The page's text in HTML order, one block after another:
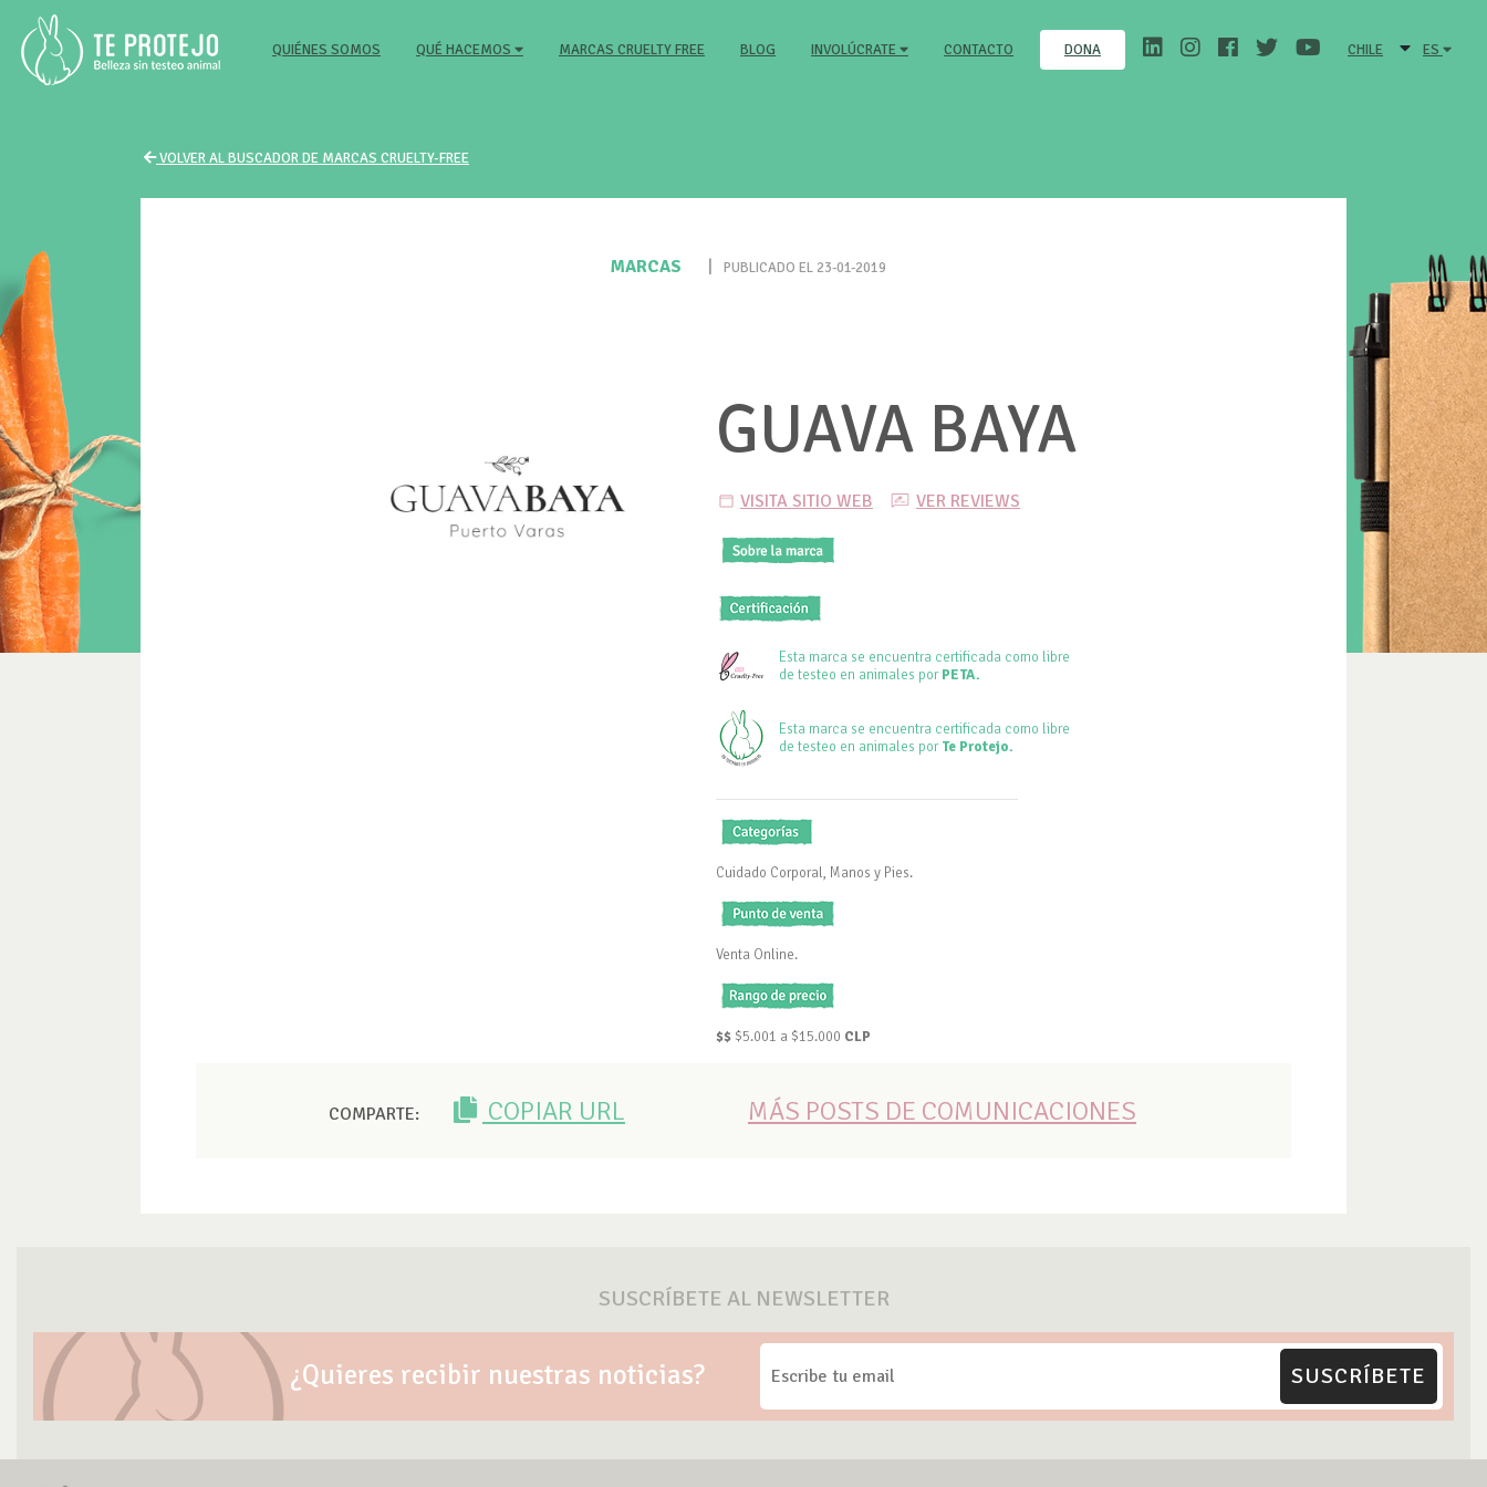
QUIÉNES SOMOS (CURRENT)QUÉ HACEMOS MARCAS CRUELTY FREE BLOG INVOLÚCRATE CONTACTO DONA CHILE ES
VOLVER AL BUSCADOR DE MARCAS CRUELTY-FREE
MARCAS PUBLICADO EL 23-01-2019
GUAVA BAYA
VISITA SITIO WEB VER REVIEWS
Esta marca se encuentra certificada como libre
de testeo en animales porPETA.
Esta marca se encuentra certificada como libre
de testeo en animales porTe Protejo.
Cuidado Corporal, Manos y Pies.
Venta Online.
$$$5.001 a $15.000 CLP
COMPARTE: COPIAR URL MÁS POSTS DE COMUNICACIONES
SUSCRÍBETE AL NEWSLETTER
¿Quieres recibir nuestras noticias? SUSCRÍBETE